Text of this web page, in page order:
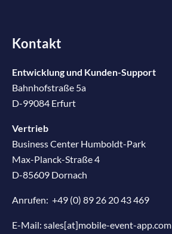
Kontakt
Entwicklung und Kunden-Support
Bahnhofstraße 5a
D-99084 Erfurt
Vertrieb
Business Center Humboldt-Park
Max-Planck-Straße 4
D-85609 Dornach
Anrufen: +49 (0) 89 26 20 43 469
E-Mail: sales[at]mobile-event-app.com